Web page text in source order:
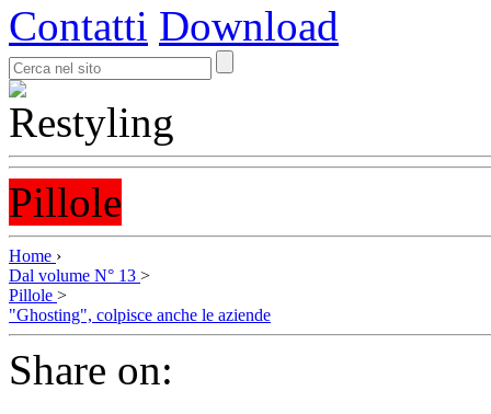
Contatti Download
Pillole
Home ›
Dal volume N° 13 >
Pillole >
"Ghosting", colpisce anche le aziende
Share on: